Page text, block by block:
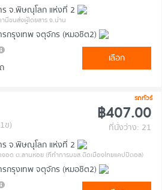
ร จ.พิษณุโลก แห่งที่ 2
นีขนส่งผู้โดยสาร จ.น่าน
กรุงเทพ จตุจักร (หมอชิต2)
เลือก
รถทัวร์
ข)
฿407.00
ที่นั่งว่าง: 21
ร จ.พิษณุโลก แห่งที่ 2
จอด ต.ลานหอย (ที่ทำการบขส.ติดเมืองไทยแคปปิตอล)
กรุงเทพ จตุจักร (หมอชิต2)